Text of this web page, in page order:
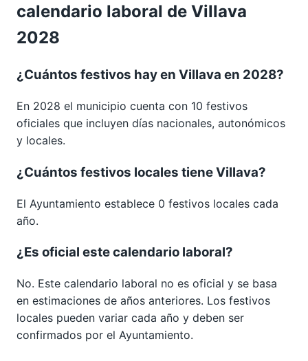
calendario laboral de Villava
2028
¿Cuántos festivos hay en Villava en 2028?
En 2028 el municipio cuenta con 10 festivos
oficiales que incluyen días nacionales, autonómicos
y locales.
¿Cuántos festivos locales tiene Villava?
El Ayuntamiento establece 0 festivos locales cada
año.
¿Es oficial este calendario laboral?
No. Este calendario laboral no es oficial y se basa
en estimaciones de años anteriores. Los festivos
locales pueden variar cada año y deben ser
confirmados por el Ayuntamiento.